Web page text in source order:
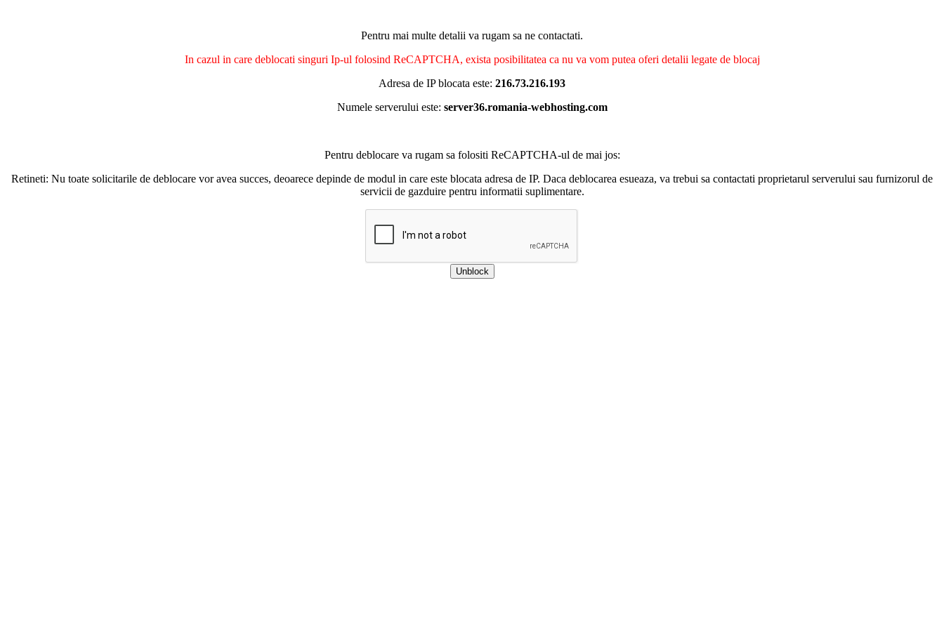
Pentru mai multe detalii va rugam sa ne contactati.
In cazul in care deblocati singuri Ip-ul folosind ReCAPTCHA, exista posibilitatea ca nu va vom putea oferi detalii legate de blocaj
Adresa de IP blocata este: 216.73.216.193
Numele serverului este: server36.romania-webhosting.com
Pentru deblocare va rugam sa folositi ReCAPTCHA-ul de mai jos:
Retineti: Nu toate solicitarile de deblocare vor avea succes, deoarece depinde de modul in care este blocata adresa de IP. Daca deblocarea esueaza, va trebui sa contactati proprietarul serverului sau furnizorul de
servicii de gazduire pentru informatii suplimentare.